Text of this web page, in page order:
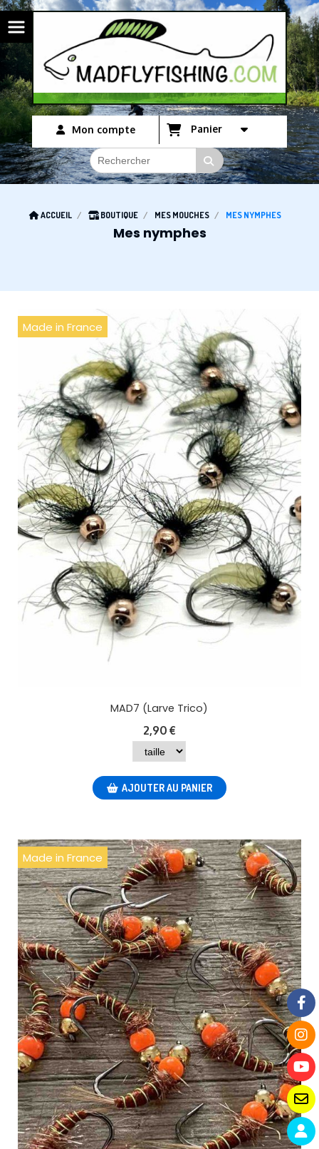
Mon compte Panier
ACCUEIL BOUTIQUE MES MOUCHES MES NYMPHES
Mes nymphes
Made in France
MAD7 (Larve Trico)
2,90 €
AJOUTER AU PANIER
Made in France
Panneau de gestion des cookies